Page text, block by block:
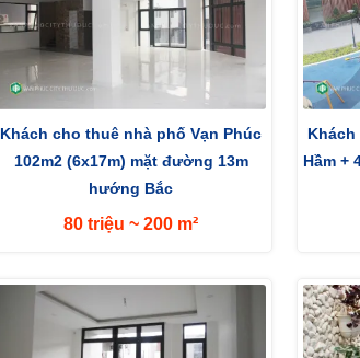
Khách cho thuê nhà phố Vạn Phúc
102m2 (6x17m) mặt đường 13m
hướng Bắc
80 triệu ~ 200 m²
Khách
Hầm +